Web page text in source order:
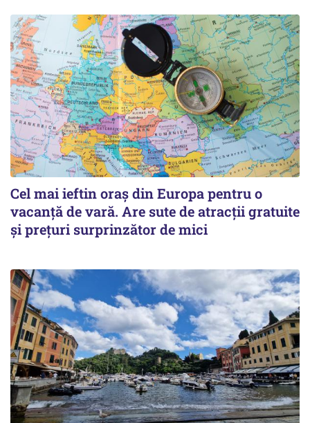
Cel mai ieftin oraș din Europa pentru o
vacanță de vară. Are sute de atracții gratuite
și prețuri surprinzător de mici